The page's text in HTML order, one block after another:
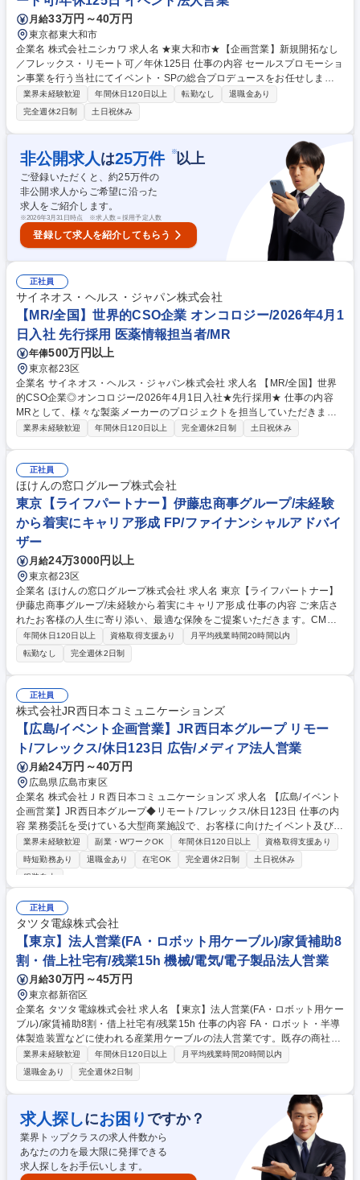
チンコ・パチスロのルート営業】SANYOグループ/年休130日/賞与4.2ヵ月
月給33万円～40万円
東京都東大和市
企業名 株式会社ニシカワ 求人名 ★東大和市★【企画営業】新規開拓なし
／フレックス・リモート可／年休125日 仕事の内容 セールスプロモーショ
ン事業を行う当社にてイベント・SPの総合プロデュースをお任せしま
す。 新規開拓はなしま◎顧客の課題をヒアリングしテクノロジーも活用し
た最適な施策を立案・運営します。 ＜業務内容＞■大手商業施設などのク
ライアントから、集客や販促に関する課題をヒアリング ■お祭りや子供向
け体験型ワークショップといったイベントの企画および当日の運営 ■最新
のデジタルコンテンツ（AR/VR等）や印刷物、Webを用いたプロモーショ
ン立案 ■出演・登壇者の手配や各種制作物のクリエイティブ・ディレクシ
ョン ■イベント実施後の効果測定と、次回に向けたさらなる課題解決の提
案 募集職種 ★東大和市★【企画営業】新規開拓なし／フレックス・リモ
ート可／年休125日
業界未経験歓迎 年間休日120日以上 転勤なし
退職金あり
完全週休2日制
土日祝休み
非公開求人 は25万件 ※以上
ご登録いただくと、約25万件の
非公開求人からご希望に沿った
求人をご紹介します。
※2026年3月31日時点 ※求人数＝採用予定人数
登録して求人を紹介してもらう
正社員
サイネオス・ヘルス・ジャパン株式会社
【MR/全国】世界的CSO企業 オンコロジー/2026年4月1
日入社 先行採用 医薬情報担当者/MR
年俸500万円以上
東京都23区
企業名 サイネオス・ヘルス・ジャパン株式会社 求人名 【MR/全国】世界
的CSO企業◎オンコロジー/2026年4月1日入社★先行採用★ 仕事の内容
MRとして、様々な製薬メーカーのプロジェクトを担当していただきま
す。 ■医療業界に貢献したい、医師や患者さんの喜ぶ顔が見たい、そんな
い方、一度キャリアチェンジをしたものの再度MRとしてキャリアを積み
たい方など入社される方々のバックグラウンドは様々ですが、一人ひとり
の適性や希望を踏まえたプロジェクトへのアサインを実現しています。 ■
2ndプロジェクト以降も希望や適性を踏まえ、クライアント(製薬企業)に
提案を行い、MRとして安心して長く働ける環境を整えています。 募集職
種 【MR/全国】世界的CSO企業◎オンコロジー/2026年4月1日入社★先行
採用★
業界未経験歓迎 年間休日120日以上 完全週休2日制 土日祝休み
正社員
ほけんの窓口グループ株式会社
東京【ライフパートナー】伊藤忠商事グループ/未経験
から着実にキャリア形成 FP/ファイナンシャルアドバイ
ザー
月給24万3000円以上
東京都23区
企業名 ほけんの窓口グループ株式会社 求人名 東京【ライフパートナー】
伊藤忠商事グループ/未経験から着実にキャリア形成 仕事の内容 ご来店さ
れたお客様の人生に寄り添い、最適な保険をご提案いただきます。CM等
による高い認知度のため100％反響営業スタイルを実現しており、テレア
ポや飛び込みなどの新規開拓は一切ありません。 【安心を届ける独自の仕
組み】会社からの販売指示や個人ノルマが無いため、売上のための無理な
提案も必要ありません。1組あたり約2時間をかけ、お客様の人生プラン・
想いに誠実に耳を傾けられる環境です。 【未経験でも活躍の理由】伺った
内容を専用システムに入力すれば最適なプランが自動で算出されます。高
度な知識よりも「寄り添うマインド」が大切です。手厚い研修体制のも
と、未経験から着実なキャリア形成が可能です。 募集職種 東京【ライフ
パートナー】伊藤忠商事グループ/未経験から着実にキャリア形成
年間休日120日以上 資格取得支援あり
月平均残業時間20時間以内
転勤なし
完全週休2日制
正社員
株式会社JR西日本コミュニケーションズ
【広島/イベント企画営業】JR西日本グループ リモー
ト/フレックス/休日123日 広告/メディア法人営業
月給24万円～40万円
広島県広島市東区
企業名 株式会社ＪＲ西日本コミュニケーションズ 求人名 【広島/イベント
企画営業】JR西日本グループ◆リモート/フレックス/休日123日 仕事の内
容 業務委託を受けている大型商業施設で、お客様に向けたイベント及び催
事の企画立案と運営をお任せいたします。業界未経験からでもOJTを中心
とした教育体制が整っており安心して働けます。 （1）協力会社と連携し
ながら、イベントの企画運営を行います。 （2）同社が専属でイベント関
後はまず広島市内の施設を担当いただき、将来的には広島県外の施設の業
務もあります。イベント実施時は土日祝の立ち合いもあります。（平日代
休取得） 募集職種 【広島/イベント企画営業】JR西日本グループ◆リモー
ト/フレックス/休日123日
業界未経験歓迎 副業・WワークOK 年間休日120日以上
資格取得支援あり
時短勤務あり
退職金あり 在宅OK 完全週休2日制
土日祝休み
服装自由
正社員
タツタ電線株式会社
【東京】法人営業(FA・ロボット用ケーブル)/家賃補助8
割・借上社宅有/残業15h 機械/電気/電子製品法人営業
月給30万円～45万円
東京都新宿区
企業名 タツタ電線株式会社 求人名 【東京】法人営業(FA・ロボット用ケー
ブル)/家賃補助8割・借上社宅有/残業15h 仕事の内容 FA・ロボット・半導
体製造装置などに使われる産業用ケーブルの法人営業です。既存の商社向
けルート営業を中心に、顧客ニーズを技術部門と連携し形にする提案型営
業をお任せします。 ●仕事内容：既存顧客への営業を中心に、一部新規開
拓も担当。展示会などを活用し、FA・放送業界の商社へロボット用・放送
用ケーブルの提案営業を行います。また、工場との生産・納期調整や在
庫・販売・入金管理など、受注から納品まで一貫して対応。必要であれ
ば、技術職の者も営業に同行するような協力体制があります。 ●取扱製
品・用途：太陽光発電システム、鉄道車両、半導体製造装置、FA・ロボッ
ト、自動車製造ライン等 募集職種 【東京】法人営業(FA・ロボット用ケー
ブル)/家賃補助8割・借上社宅有/残業15h
業界未経験歓迎 年間休日120日以上
月平均残業時間20時間以内
退職金あり
完全週休2日制
求人探しにお困り ですか？
業界トップクラスの求人件数から
あなたの力を最大限に発揮できる
求人探しをお手伝いします。